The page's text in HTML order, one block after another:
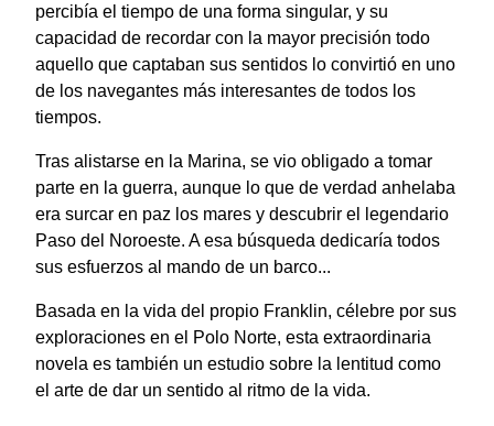
percibía el tiempo de una forma singular, y su
capacidad de recordar con la mayor precisión todo
aquello que captaban sus sentidos lo convirtió en uno
de los navegantes más interesantes de todos los
tiempos.
Tras alistarse en la Marina, se vio obligado a tomar
parte en la guerra, aunque lo que de verdad anhelaba
era surcar en paz los mares y descubrir el legendario
Paso del Noroeste. A esa búsqueda dedicaría todos
sus esfuerzos al mando de un barco...
Basada en la vida del propio Franklin, célebre por sus
exploraciones en el Polo Norte, esta extraordinaria
novela es también un estudio sobre la lentitud como
el arte de dar un sentido al ritmo de la vida.